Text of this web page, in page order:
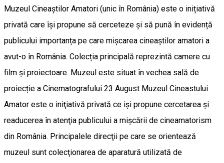
Muzeul Cineaștilor Amatori (unic în România) este o inițiativă
privată care își propune să cerceteze și să pună în evidență
publicului importanța pe care mișcarea cineaștilor amatori a
avut-o în România. Colecția principală reprezintă camere cu
film și proiectoare. Muzeul este situat în vechea sală de
proiecție a Cinematografului 23 August Muzeul Cineastului
Amator este o iniţiativă privată ce işi propune cercetarea şi
readucerea în atenţia publicului a mişcării de cineamatorism
din România. Principalele direcţii pe care se orientează
muzeul sunt colecţionarea de aparatură utilizată de